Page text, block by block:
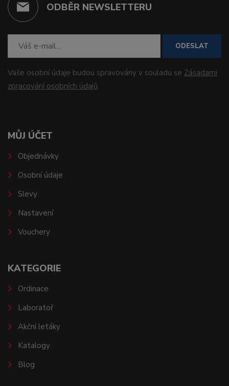
ODBĚR NEWSLETTERU
ODESLAT
Vaše osobní údaje budou spravovány v souladu se Zásadami
zpracování osobních údajů.
MŮJ ÚČET
Objednávky
Osobní údaje
Slevy
Nastavení
Vouchery
KATEGORIE
Ordinace
Laboratoř
Akční letáky
Katalogy
Blog